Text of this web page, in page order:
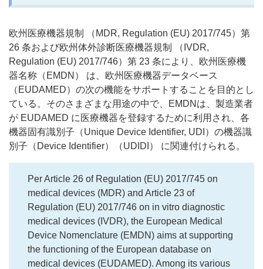
欧州医療機器規制 （MDR, Regulation (EU) 2017/745）第
26 条および欧州体外診断医療機器規制 （IVDR,
Regulation (EU) 2017/746）第 23 条により、欧州医療機
器名称（EMDN） は、欧州医療機器データベース
（EUDAMED）の次の機能をサポートすることを目的とし
ている。そのさまざまな用途の中で、EMDNは、製造業者
が EUDAMED に医療機器を登録するために利用され、各
機器固有識別子（Unique Device Identifier, UDI）の機器識
別子（Device Identifier）（UDIDI） に関連付けられる。
Per Article 26 of Regulation (EU) 2017/745 on
medical devices (MDR) and Article 23 of
Regulation (EU) 2017/746 on in vitro diagnostic
medical devices (IVDR), the European Medical
Device Nomenclature (EMDN) aims at supporting
the functioning of the European database on
medical devices (EUDAMED). Among its various